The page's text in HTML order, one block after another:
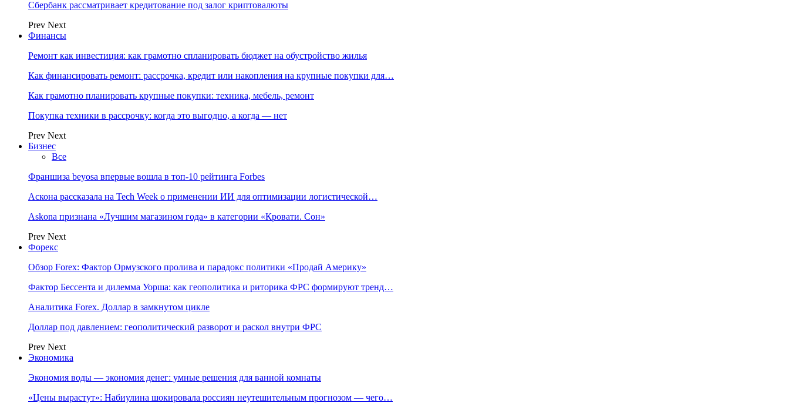
Сбербанк рассматривает кредитование под залог криптовалюты
Prev Next
Финансы
Ремонт как инвестиция: как грамотно спланировать бюджет на обустройство жилья
Как финансировать ремонт: рассрочка, кредит или накопления на крупные покупки для…
Как грамотно планировать крупные покупки: техника, мебель, ремонт
Покупка техники в рассрочку: когда это выгодно, а когда — нет
Prev Next
Бизнес
Все
Франшиза beyosa впервые вошла в топ-10 рейтинга Forbes
Аскона рассказала на Tech Week о применении ИИ для оптимизации логистической…
Askona признана «Лучшим магазином года» в категории «Кровати. Сон»
Prev Next
Форекс
Обзор Forex: Фактор Ормузского пролива и парадокс политики «Продай Америку»
Фактор Бессента и дилемма Уорша: как геополитика и риторика ФРС формируют тренд…
Аналитика Forex. Доллар в замкнутом цикле
Доллар под давлением: геополитический разворот и раскол внутри ФРС
Prev Next
Экономика
Экономия воды — экономия денег: умные решения для ванной комнаты
«Цены вырастут»: Набиулина шокировала россиян неутешительным прогнозом — чего…